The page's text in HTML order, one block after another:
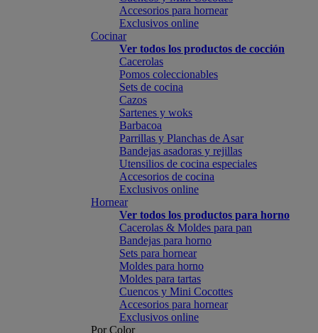
Accesorios para hornear
Exclusivos online
Cocinar
Ver todos los productos de cocción
Cacerolas
Pomos coleccionables
Sets de cocina
Cazos
Sartenes y woks
Barbacoa
Parrillas y Planchas de Asar
Bandejas asadoras y rejillas
Utensilios de cocina especiales
Accesorios de cocina
Exclusivos online
Hornear
Ver todos los productos para horno
Cacerolas & Moldes para pan
Bandejas para horno
Sets para hornear
Moldes para horno
Moldes para tartas
Cuencos y Mini Cocottes
Accesorios para hornear
Exclusivos online
Por Color